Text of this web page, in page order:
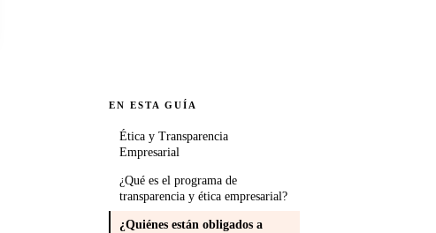
EN ESTA GUÍA
Ética y Transparencia
Empresarial
¿Qué es el programa de
transparencia y ética empresarial?
¿Quiénes están obligados a